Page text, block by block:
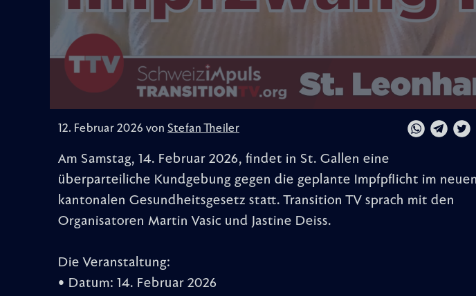
12. Februar 2026 von Stefan Theiler
Am Samstag, 14. Februar 2026, findet in St. Gallen eine
überparteiliche Kundgebung gegen die geplante Impfpflicht im neuen
kantonalen Gesundheitsgesetz statt. Transition TV sprach mit den
Organisatoren Martin Vasic und Jastine Deiss.
Die Veranstaltung:
• Datum: 14. Februar 2026